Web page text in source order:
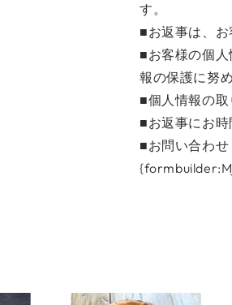
す。
■お返事は、
■お客様の個
報の保護に努
■個人情報の取
■お返事にお
■お問い合わ